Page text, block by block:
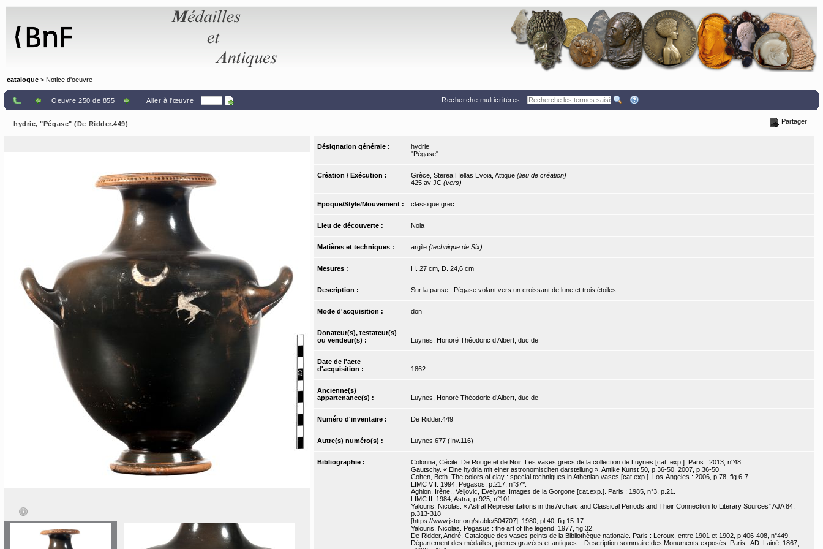
catalogue > Notice d'oeuvre
Oeuvre 250 de 855 Aller à l'œuvre Recherche multicritères
hydrie, "Pégase" (De Ridder.449) Partager
Désignation générale :
hydrie
"Pégase"
Création / Exécution : Grèce, Sterea Hellas Evoia, Attique (lieu de création)
425 av JC (vers)
Epoque/Style/Mouvement : classique grec
Lieu de découverte : Nola
Matières et techniques : argile (technique de Six)
Mesures : H. 27 cm, D. 24,6 cm
Description : Sur la panse : Pégase volant vers un croissant de lune et trois étoiles.
Mode d'acquisition : don
Donateur(s), testateur(s)
ou vendeur(s) :
Luynes, Honoré Théodoric d’Albert, duc de
Date de l'acte
d'acquisition :
1862
Ancienne(s)
appartenance(s) :
Luynes, Honoré Théodoric d’Albert, duc de
Numéro d'inventaire : De Ridder.449
Autre(s) numéro(s) : Luynes.677 (Inv.116)
Bibliographie :
Colonna, Cécile. De Rouge et de Noir. Les vases grecs de la collection de Luynes [cat. exp.]. Paris : 2013, n°48.
Gautschy. « Eine hydria mit einer astronomischen darstellung », Antike Kunst 50, p.36-50. 2007, p.36-50.
Cohen, Beth. The colors of clay : special techniques in Athenian vases [cat.exp.]. Los-Angeles : 2006, p.78, fig.6-7.
LIMC VII. 1994, Pegasos, p.217, n°37*.
Aghion, Irène., Veljovic, Evelyne. Images de la Gorgone [cat.exp.]. Paris : 1985, n°3, p.21.
LIMC II. 1984, Astra, p.925, n°101.
Yalouris, Nicolas. « Astral Representations in the Archaic and Classical Periods and Their Connection to Literary Sources” AJA 84,
p.313-318
[https://www.jstor.org/stable/504707]. 1980, pl.40, fig.15-17.
Yalouris, Nicolas. Pegasus : the art of the legend. 1977, fig.32.
De Ridder, André. Catalogue des vases peints de la Bibliothèque nationale. Paris : Leroux, entre 1901 et 1902, p.406-408, n°449.
Département des médailles, pierres gravées et antiques – Description sommaire des Monuments exposés. Paris : AD. Lainé, 1867,